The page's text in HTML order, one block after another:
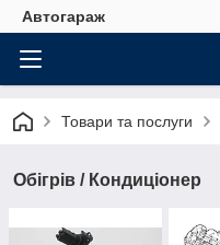
Автогараж
Товари та послуги
Обігрів / Кондиціонер